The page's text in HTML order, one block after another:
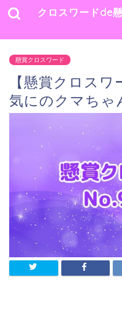
クロスワードde
懸賞クロスワード
【懸賞クロス
気にのクマちゃ